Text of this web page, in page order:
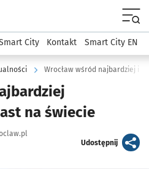
podserwis: SmartCity
City Kontakt Smart City EN
Wrocław wśród najbardziej
na świecie
Udostępnijartykuł